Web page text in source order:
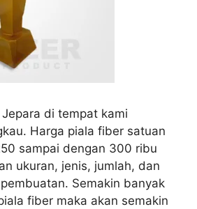
di tempat kami
Harga piala fiber satuan
sampai dengan 300 ribu
ukuran, jenis, jumlah, dan
Semakin banyak
fiber maka akan semakin